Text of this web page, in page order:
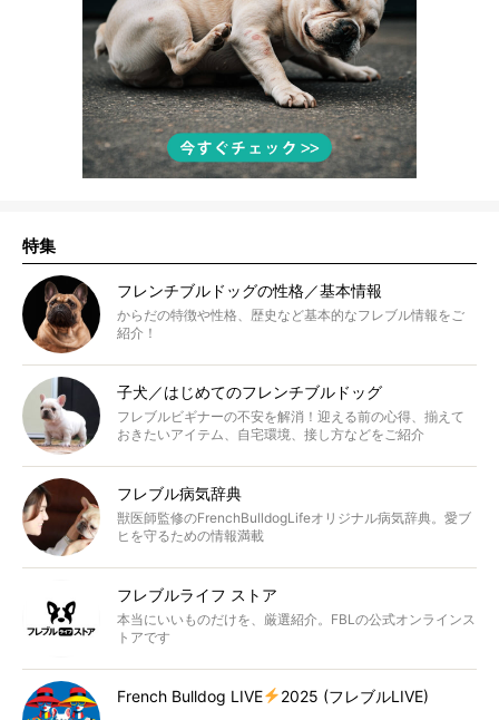
特集
フレンチブルドッグの性格／基本情報
からだの特徴や性格、歴史など基本的なフレブル情報をご
紹介！
子犬／はじめてのフレンチブルドッグ
フレブルビギナーの不安を解消！迎える前の心得、揃えて
おきたいアイテム、自宅環境、接し方などをご紹介
フレブル病気辞典
獣医師監修のFrenchBulldogLifeオリジナル病気辞典。愛ブ
ヒを守るための情報満載
フレブルライフ ストア
本当にいいものだけを、厳選紹介。FBLの公式オンラインス
トアです
French Bulldog LIVE 2025 (フレブルLIVE)